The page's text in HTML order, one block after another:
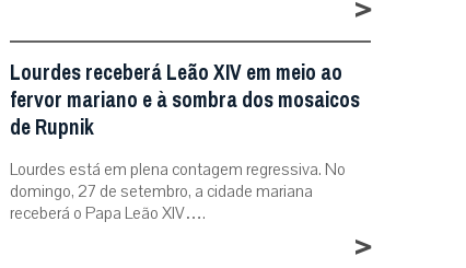
Lourdes receberá Leão XIV em meio ao
fervor mariano e à sombra dos mosaicos
de Rupnik
Lourdes está em plena contagem regressiva. No
domingo, 27 de setembro, a cidade mariana
receberá o Papa Leão XIV….
>